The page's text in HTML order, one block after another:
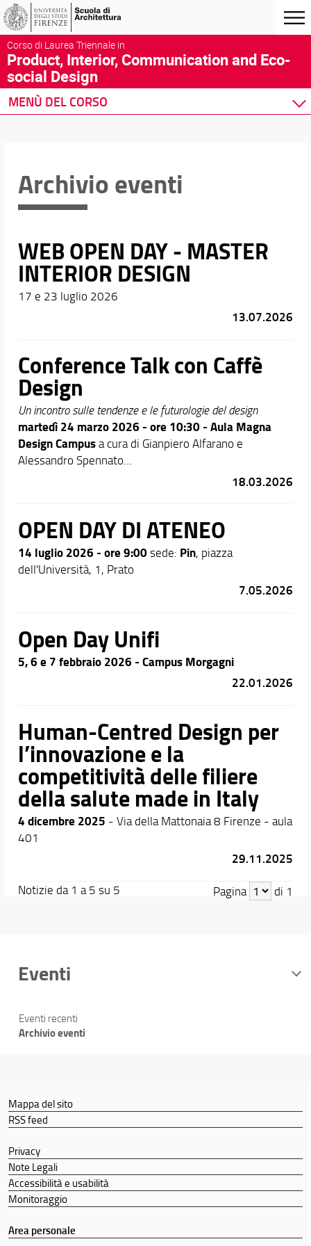
Corso di Laurea Triennale in
Product, Interior, Communication and Eco-
social Design
MENÙ DEL CORSO
Docenti
Orario e calendari
Archivio eventi
WEB OPEN DAY - MASTER
INTERIOR DESIGN
17 e 23 luglio 2026
13.07.2026
Conference Talk con Caffè
Design
Un incontro sulle tendenze e le futurologie del design
martedì 24 marzo 2026 - ore 10:30 - Aula Magna
Design Campusa cura di Gianpiero Alfarano e
Alessandro Spennato
con Alessia Brischetto e Paolo Valdinoci *Lab. Product
18.03.2026
OPEN DAY DI ATENEO
14 luglio 2026 - ore 9:00 sede: Pin, piazza
dell'Università, 1, Prato
7.05.2026
Open Day Unifi
5, 6 e 7 febbraio 2026 - Campus Morgagni
22.01.2026
Human-Centred Design per
l’innovazione e la
competitività delle filiere
della salute made in Italy
4 dicembre 2025 - Via della Mattonaia 8 Firenze - aula
401
29.11.2025
Notizie da 1 a 5 su 5 Pagina di 1
Eventi
Eventi recenti
Archivio eventi
Mappa del sito
RSS feed
Privacy
Note Legali
Accessibilità e usabilità
Monitoraggio
Area personale